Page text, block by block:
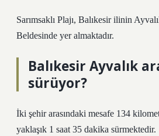
Sarımsaklı Plajı, Balıkesir ilinin
Beldesinde yer almaktadır.
Balıkesir Ayvalık
sürüyor?
İki şehir arasındaki mesafe 134
yaklaşık 1 saat 35 dakika sürmektedir.